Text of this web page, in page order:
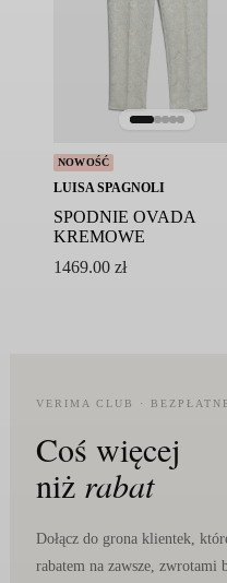
NOWOŚĆ
LUISA SPAGNOLI
SPODNIE OVADA
KREMOWE
1469.00 zł
VERIMA CLUB ·
Coś więcej
niż rabat
Dołącz do grona klientek,
rabatem na zawsze, zwrotami